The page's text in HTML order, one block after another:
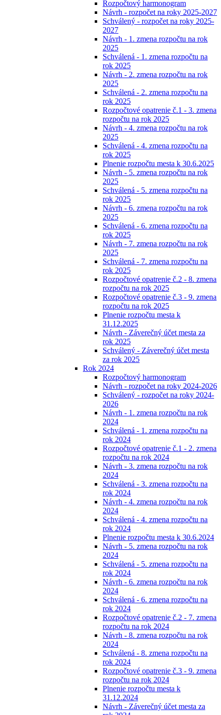
Rozpočtový harmonogram
Návrh - rozpočet na roky 2025-2027
Schválený - rozpočet na roky 2025-
2027
Návrh - 1. zmena rozpočtu na rok
2025
Schválená - 1. zmena rozpočtu na
rok 2025
Návrh - 2. zmena rozpočtu na rok
2025
Schválená - 2. zmena rozpočtu na
rok 2025
Rozpočtové opatrenie č.1 - 3. zmena
rozpočtu na rok 2025
Návrh - 4. zmena rozpočtu na rok
2025
Schválená - 4. zmena rozpočtu na
rok 2025
Plnenie rozpočtu mesta k 30.6.2025
Návrh - 5. zmena rozpočtu na rok
2025
Schválená - 5. zmena rozpočtu na
rok 2025
Návrh - 6. zmena rozpočtu na rok
2025
Schválená - 6. zmena rozpočtu na
rok 2025
Návrh - 7. zmena rozpočtu na rok
2025
Schválená - 7. zmena rozpočtu na
rok 2025
Rozpočtové opatrenie č.2 - 8. zmena
rozpočtu na rok 2025
Rozpočtové opatrenie č.3 - 9. zmena
rozpočtu na rok 2025
Plnenie rozpočtu mesta k
31.12.2025
Návrh - Záverečný účet mesta za
rok 2025
Schválený - Záverečný účet mesta
za rok 2025
Rok 2024
Rozpočtový harmonogram
Návrh - rozpočet na roky 2024-2026
Schválený - rozpočet na roky 2024-
2026
Návrh - 1. zmena rozpočtu na rok
2024
Schválená - 1. zmena rozpočtu na
rok 2024
Rozpočtové opatrenie č.1 - 2. zmena
rozpočtu na rok 2024
Návrh - 3. zmena rozpočtu na rok
2024
Schválená - 3. zmena rozpočtu na
rok 2024
Návrh - 4. zmena rozpočtu na rok
2024
Schválená - 4. zmena rozpočtu na
rok 2024
Plnenie rozpočtu mesta k 30.6.2024
Návrh - 5. zmena rozpočtu na rok
2024
Schválená - 5. zmena rozpočtu na
rok 2024
Návrh - 6. zmena rozpočtu na rok
2024
Schválená - 6. zmena rozpočtu na
rok 2024
Rozpočtové opatrenie č.2 - 7. zmena
rozpočtu na rok 2024
Návrh - 8. zmena rozpočtu na rok
2024
Schválená - 8. zmena rozpočtu na
rok 2024
Rozpočtové opatrenie č.3 - 9. zmena
rozpočtu na rok 2024
Plnenie rozpočtu mesta k
31.12.2024
Návrh - Záverečný účet mesta za